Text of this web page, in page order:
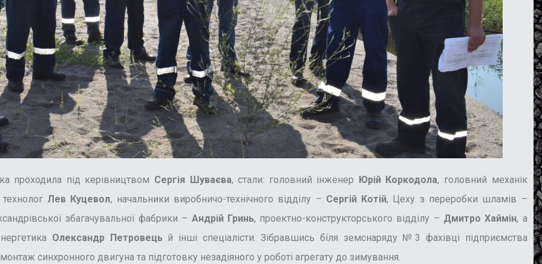
проходила під керівництвом Сергія Шуваєва, стали: головний інженер Юрій Коркодола, головний механік
Лев Куцевол, начальники виробничо-технічного відділу – Сергій Котій, Цеху з переробки шламів –
збагачувальної фабрики – Андрій Гринь, проектно-конструкторського відділу – Дмитро Хаймін, а
Олександр Петровець й інші спеціалісти. Зібравшись біля земснаряду №3 фахівці підприємства
синхронного двигуна та підготовку незадіяного у роботі агрегату до зимування.